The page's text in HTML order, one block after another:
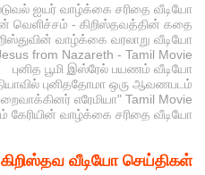
ஐயர் வாழ்க்கை சரிதை வீடியோ
வெளிச்சம் - கிறிஸ்தவத்தின் கதை
வாழ்க்கை வரலாறு வீடியோ
from Nazareth - Tamil Movie
புனித பூமி இஸ்ரேல் பயணம் வீடியோ
புனிததோமா ஒரு ஆவணபடம்
எரேமியா" Tamil Movie
கேரியின் வாழ்க்கை சரிதை வீடியோ
கிறிஸ்தவ வீடியோ செய்திகள்